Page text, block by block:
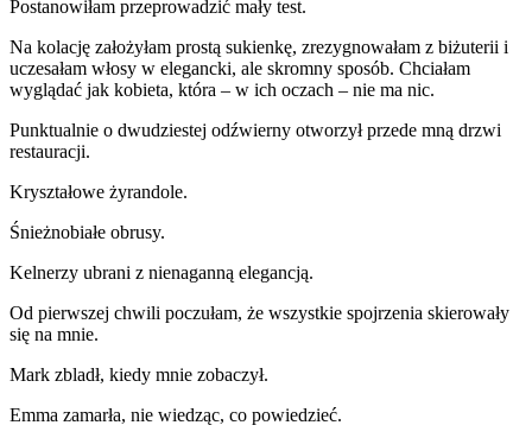
Postanowiłam przeprowadzić mały test.
Na kolację założyłam prostą sukienkę, zrezygnowałam z biżuterii i
uczesałam włosy w elegancki, ale skromny sposób. Chciałam
wyglądać jak kobieta, która – w ich oczach – nie ma nic.
Punktualnie o dwudziestej odźwierny otworzył przede mną drzwi
restauracji.
Kryształowe żyrandole.
Śnieżnobiałe obrusy.
Kelnerzy ubrani z nienaganną elegancją.
Od pierwszej chwili poczułam, że wszystkie spojrzenia skierowały
się na mnie.
Mark zbladł, kiedy mnie zobaczył.
Emma zamarła, nie wiedząc, co powiedzieć.